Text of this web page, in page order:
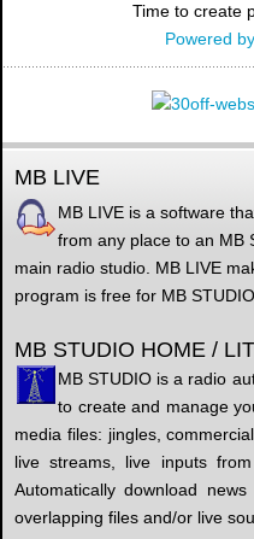
Time to create
Powered by
MB LIVE
MB LIVE is a software
from any place to an MB
main radio studio. MB LIVE
program is free for MB
MB STUDIO HOME /
MB STUDIO is a radio
to create and manage
media files: jingles,
live streams, live inputs
Automatically download
overlapping files and/or live